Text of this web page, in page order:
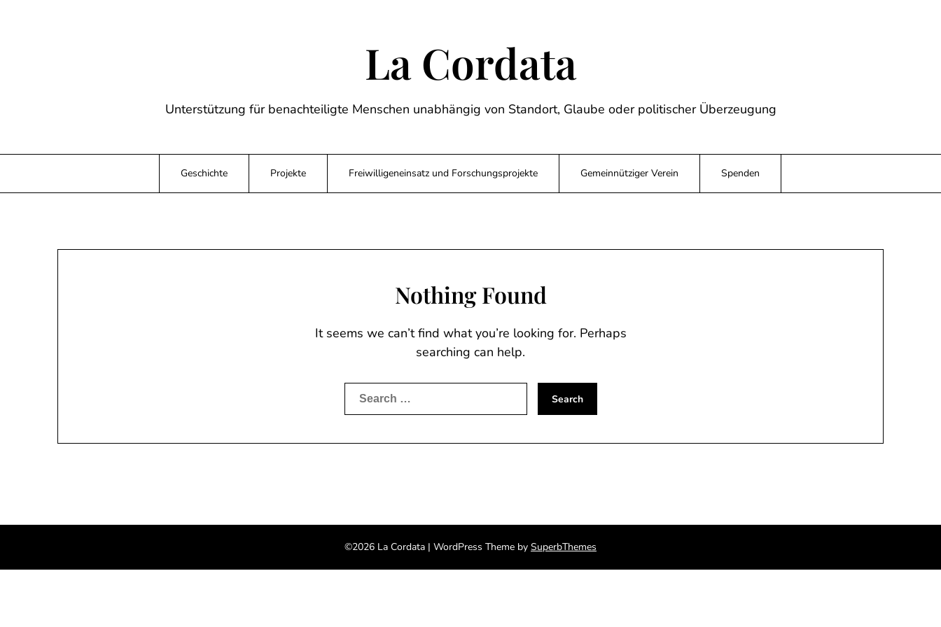
La Cordata
Unterstützung für benachteiligte Menschen unabhängig von Standort, Glaube oder politischer Überzeugung
Geschichte Projekte Freiwilligeneinsatz und Forschungsprojekte Gemeinnütziger Verein Spenden
Nothing Found
It seems we can’t find what you’re looking for. Perhaps
searching can help.
Search
for:
©2026 La Cordata | WordPress Theme by SuperbThemes